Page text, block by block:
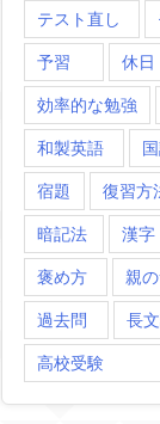
テスト直し
予習
休日
効率的な勉強
和製英語
宿題
復習方
暗記法
漢字
褒め方
親
過去問
長
高校受験